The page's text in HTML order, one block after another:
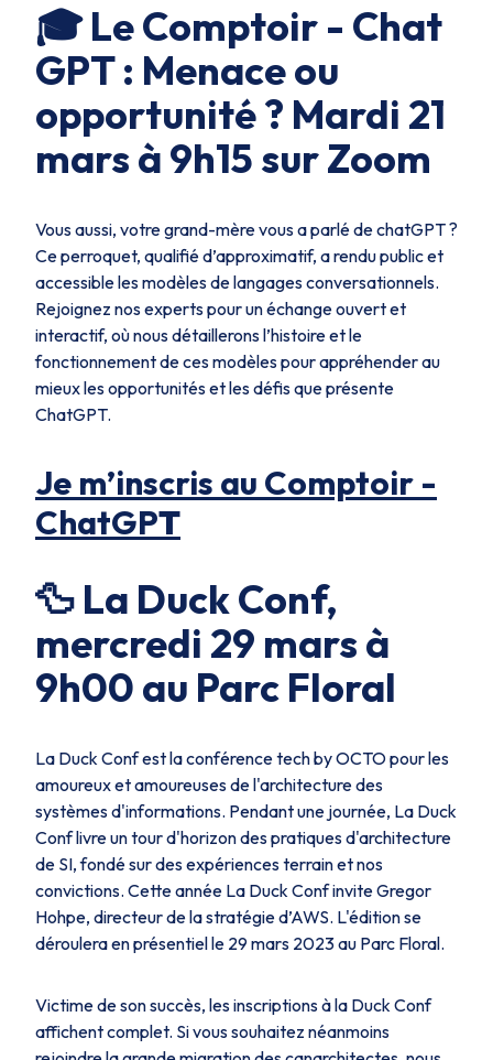
🎓 Le Comptoir - Chat
GPT : Menace ou
opportunité ? Mardi 21
mars à 9h15 sur Zoom
Vous aussi, votre grand-mère vous a parlé de chatGPT ?
Ce perroquet, qualifié d’approximatif, a rendu public et
accessible les modèles de langages conversationnels.
Rejoignez nos experts pour un échange ouvert et
interactif, où nous détaillerons l’histoire et le
fonctionnement de ces modèles pour appréhender au
mieux les opportunités et les défis que présente
ChatGPT.
Je m’inscris au Comptoir -
ChatGPT
🦆 La Duck Conf,
mercredi 29 mars à
9h00 au Parc Floral
La Duck Conf est la conférence tech by OCTO pour les
amoureux et amoureuses de l'architecture des
systèmes d'informations. Pendant une journée, La Duck
Conf livre un tour d'horizon des pratiques d'architecture
de SI, fondé sur des expériences terrain et nos
convictions. Cette année La Duck Conf invite Gregor
Hohpe, directeur de la stratégie d’AWS. L'édition se
déroulera en présentiel le 29 mars 2023 au Parc Floral.
Victime de son succès, les inscriptions à la Duck Conf
affichent complet. Si vous souhaitez néanmoins